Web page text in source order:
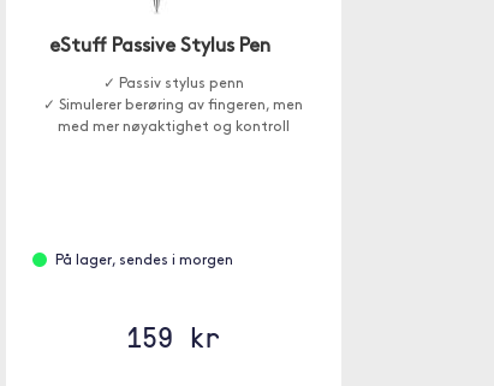
eStuff Passive Stylus Pen
✓ Passiv stylus penn
✓ Simulerer berøring av fingeren, men
med mer nøyaktighet og kontroll
På lager, sendes i morgen
159 kr